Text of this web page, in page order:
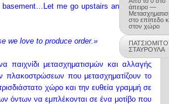
άπειρο —
στο επίπεδο
στον χώρο
ΣΤΑΥΡΟΥΛΑ
me go upstairs and check.”
we love to produce order.»
παιχνίδι μετασχηματισμών και αλλαγής
πλακοστρώσεων που μετασχηματίζουν το
χώρο και την ευθεία γραμμή σε
όντων να εμπλέκονται σε ένα μοτίβο που